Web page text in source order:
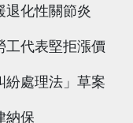
化性關節炎
代表堅拒漲價
紛處理法」草案
納保